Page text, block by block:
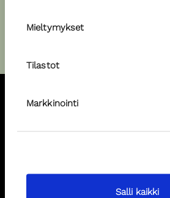
Mieltymykset
Tilastot
Markkinointi
Salli kaikki